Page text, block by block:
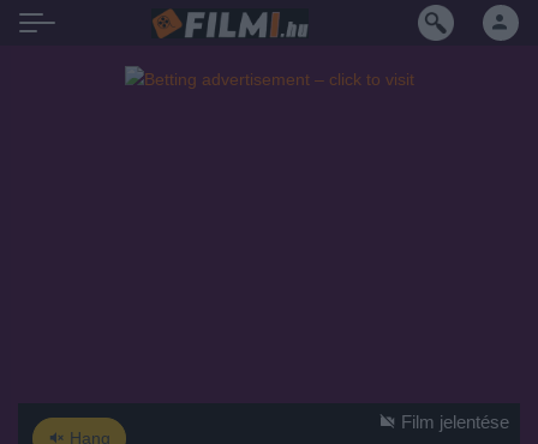
Hang
Film jelentése